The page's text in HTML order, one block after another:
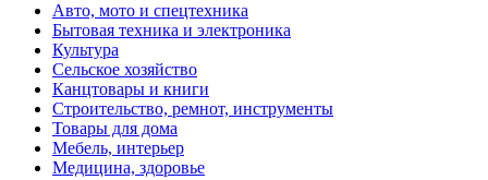
Авто, мото и спецтехника
Бытовая техника и электроника
Культура
Сельское хозяйство
Канцтовары и книги
Строительство, ремнот, инструменты
Товары для дома
Мебель, интерьер
Медицина, здоровье